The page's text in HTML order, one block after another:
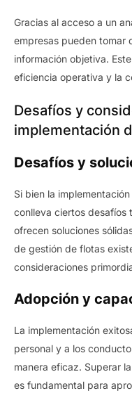
Gracias al acceso a un
empresas pueden tomar
información objetiva.
eficiencia operativa y la
Desafíos y
implementación
Desafíos y
Si bien la
conlleva ciertos desafíos
ofrecen soluciones
de gestión de flotas
consideraciones
Adopción y
La implementación
personal y a los
manera eficaz. Superar
es fundamental para